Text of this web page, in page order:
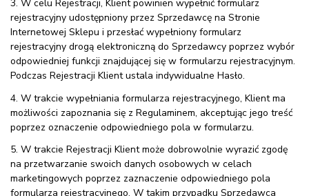
3. W celu Rejestracji, Klient powinien wypełnić formularz
rejestracyjny udostępniony przez Sprzedawcę na Stronie
Internetowej Sklepu i przesłać wypełniony formularz
rejestracyjny drogą elektroniczną do Sprzedawcy poprzez wybór
odpowiedniej funkcji znajdującej się w formularzu rejestracyjnym.
Podczas Rejestracji Klient ustala indywidualne Hasło.
4. W trakcie wypełniania formularza rejestracyjnego, Klient ma
możliwości zapoznania się z Regulaminem, akceptując jego treść
poprzez oznaczenie odpowiedniego pola w formularzu.
5. W trakcie Rejestracji Klient może dobrowolnie wyrazić zgodę
na przetwarzanie swoich danych osobowych w celach
marketingowych poprzez zaznaczenie odpowiedniego pola
formularza rejestracyjnego. W takim przypadku Sprzedawca